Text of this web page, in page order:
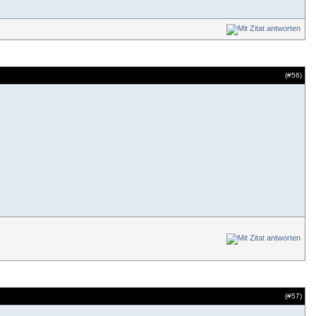
(#56)
(#57)